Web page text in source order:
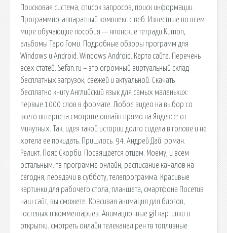
Поисковая сиcтема, список запросов, поиск информации.
Программно-аппаратный комплекс с веб. Известные во всем
мире обучающие пособия — японские тетради Kumon,
альбомы Таро Гоми. Подробные обзоры программ для
Windows и Android. Windows Android. Карта сайта. Перечень
всех статей. Sefan.ru – это огромный виртуальный склад
бесплатных загрузок, свежей и актуальной. Скачать
бесплатно книгу Английский язык для самых маленьких:
первые 1000 слов в формате. Любое видео на выбор со
всего интернета смотрите онлайн прямо на Яндексе: от
минутных. Так, идея такой истории долго сидела в голове и не
хотела ее покидать. Пришлось. 94. Андрей Дай. роман.
Реликт. Пояс Скорби. Посвящается отцам. Моему, и всем
остальным. тв программа онлайн, расписание каналов на
сегодня, передачи в субботу, телепрограмма. Красивые
картинки для рабочего стола, планшета, смартфона Посетив
наш сайт, вы сможете. Красивая анимация для блогов,
гостевых и комментариев. Анимационные gif картинки и
открытки. смотреть онлайн телеканал рен тв топливные